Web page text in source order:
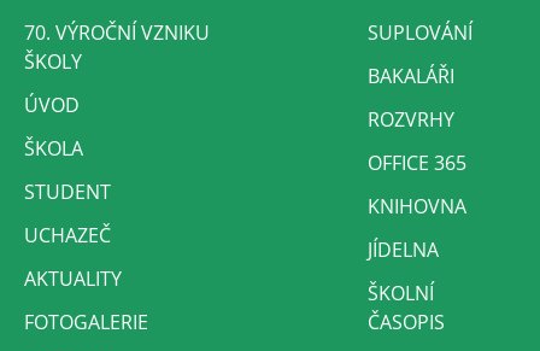
70. VÝROČNÍ VZNIKU
ŠKOLY
ÚVOD
ŠKOLA
STUDENT
UCHAZEČ
AKTUALITY
FOTOGALERIE
SUPLOVÁNÍ
BAKALÁŘI
ROZVRHY
OFFICE 365
KNIHOVNA
JÍDELNA
ŠKOLNÍ
ČASOPIS